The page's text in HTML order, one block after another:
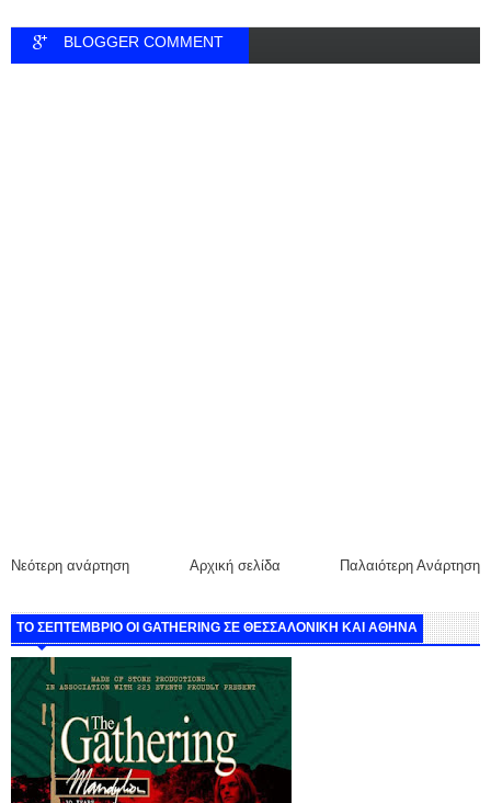
BLOGGER COMMENT
Νεότερη ανάρτηση Παλαιότερη Ανάρτηση
Αρχική σελίδα
ΤΟ ΣΕΠΤΕΜΒΡΙΟ ΟΙ GATHERING ΣΕ ΘΕΣΣΑΛΟΝΙΚΗ ΚΑΙ ΑΘΗΝΑ